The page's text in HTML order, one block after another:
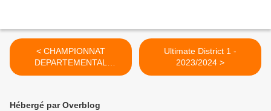
< CHAMPIONNAT
DEPARTEMENTAL
ULTIMATE BFBG
Ultimate District 1 -
2023/2024 >
Hébergé par Overblog